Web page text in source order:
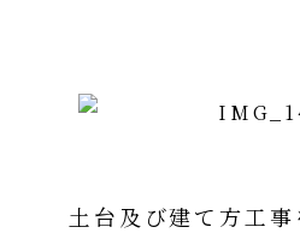
土台及び建て方工